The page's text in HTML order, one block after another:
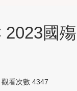
國
觀看次數 4347